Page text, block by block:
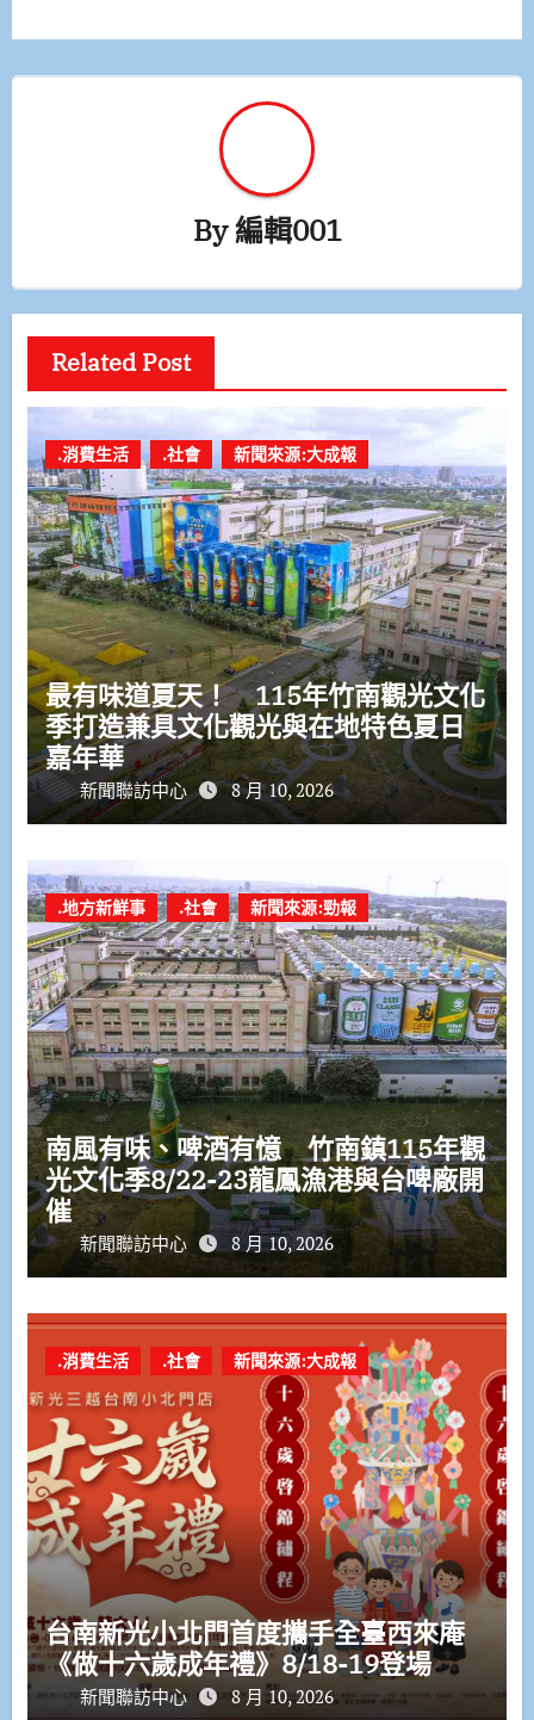
覽
By編輯001
Related Post
.消費生活 .社會 新聞來源:大成報
最有味道夏天！ 115年竹南觀光文化
季打造兼具文化觀光與在地特色夏日
嘉年華
新聞聯訪中心 8 月 10, 2026
.地方新鮮事 .社會 新聞來源:勁報
南風有味、啤酒有憶 竹南鎮115年觀
光文化季8/22-23龍鳳漁港與台啤廠開
催
新聞聯訪中心 8 月 10, 2026
.消費生活 .社會 新聞來源:大成報
台南新光小北門首度攜手全臺西來庵
《做十六歲成年禮》8/18-19登場
新聞聯訪中心 8 月 10, 2026